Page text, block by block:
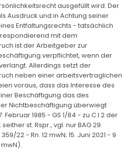
ausgefüllt wird. Der
Ausdruck und in Achtung seiner
Entfaltungsrechts - tatsächlich
mit dem
ist der Arbeitgeber zur
verpflichtet, wenn der
Allerdings setzt der
neben einer arbeitsvertraglichen
voraus, dass das Interesse des
Beschäftigung das des
Nichtbeschäftigung überwiegt
Februar 1985 - GS 1/84 - zu C I 2 der
seither st. Rspr., vgl. nur BAG 29.
22 - Rn. 12 mwN; 15. Juni 2021 - 9
mwN).